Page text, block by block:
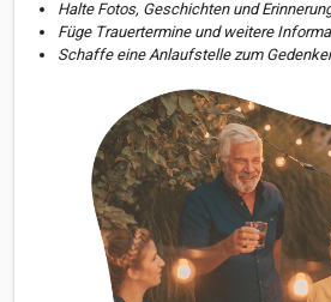
Halte Fotos, Geschichten und
Füge Trauertermine und weitere
Schaffe eine Anlaufstelle zum